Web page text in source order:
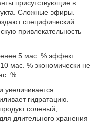
присутствующие в
Сложные эфиры.
специфический
привлекательность
5 мас. % эффект
мас. % экономически не
%.
увеличивается
гидратацию.
соленый,
длительного хранения